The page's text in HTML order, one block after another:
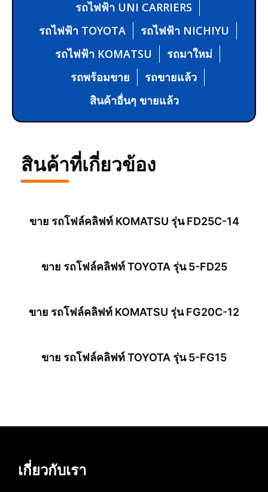
รถไฟฟ้า UNI CARRIERS
รถไฟฟ้า TOYOTA
รถไฟฟ้า NICHIYU
รถไฟฟ้า KOMATSU
รถมาใหม่
รถพร้อมขาย
รถขายแล้ว
สินค้าอื่นๆ ขายแล้ว
สินค้าที่เกี่ยวข้อง
ขาย รถโฟล์คลิฟท์ KOMATSU รุ่น FD25C-14
ขาย รถโฟล์คลิฟท์ TOYOTA รุ่น 5-FD25
ขาย รถโฟล์คลิฟท์ KOMATSU รุ่น FG20C-12
ขาย รถโฟล์คลิฟท์ TOYOTA รุ่น 5-FG15
เกี่ยวกับเรา